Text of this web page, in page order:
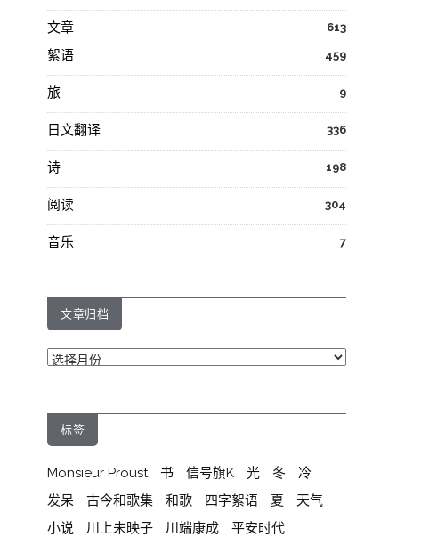
文章 613
絮语 459
旅 9
日文翻译 336
诗 198
阅读 304
音乐 7
文章归档
文
档
标签
Monsieur Proust 书 信号旗K 光 冬
冷
发呆
古今和歌集 和歌 四字絮语 夏
天气
小说
川上未映子 川端康成
平安时代